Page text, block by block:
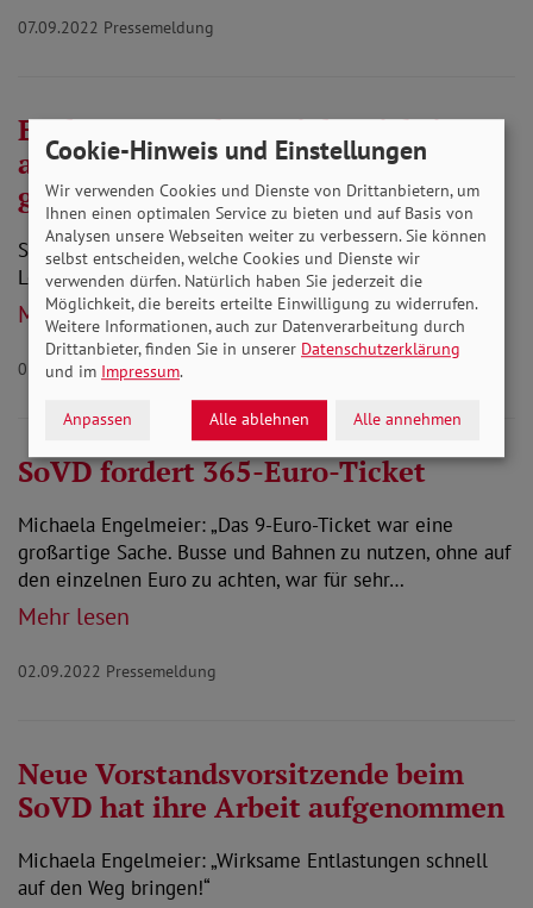
07.09.2022 Pressemeldung
Entlastungspaket: Vieles richtig,
aber an einigen Stellen zu kurz
gesprungen
SoVD-Vorstandsvorsitzende fordert dauerhaft höhere
Leistungen.
Mehr lesen
05.09.2022Pressemeldung
SoVD fordert 365-Euro-Ticket
Michaela Engelmeier: „Das 9-Euro-Ticket war eine
großartige Sache. Busse und Bahnen zu nutzen, ohne auf
den einzelnen Euro zu achten, war für sehr…
Mehr lesen
02.09.2022 Pressemeldung
Neue Vorstandsvorsitzende beim
SoVD hat ihre Arbeit aufgenommen
Michaela Engelmeier: „Wirksame Entlastungen schnell
auf den Weg bringen!“
Cookie-Hinweis und Einstellungen
Wir verwenden Cookies und Dienste von Drittanbietern, um
Ihnen einen optimalen Service zu bieten und auf Basis von
Analysen unsere Webseiten weiter zu verbessern. Sie können
selbst entscheiden, welche Cookies und Dienste wir
verwenden dürfen. Natürlich haben Sie jederzeit die
Möglichkeit, die bereits erteilte Einwilligung zu widerrufen.
Weitere Informationen, auch zur Datenverarbeitung durch
Drittanbieter, finden Sie in unserer Datenschutzerklärung
und im Impressum.
Anpassen Alle ablehnen Alle annehmen